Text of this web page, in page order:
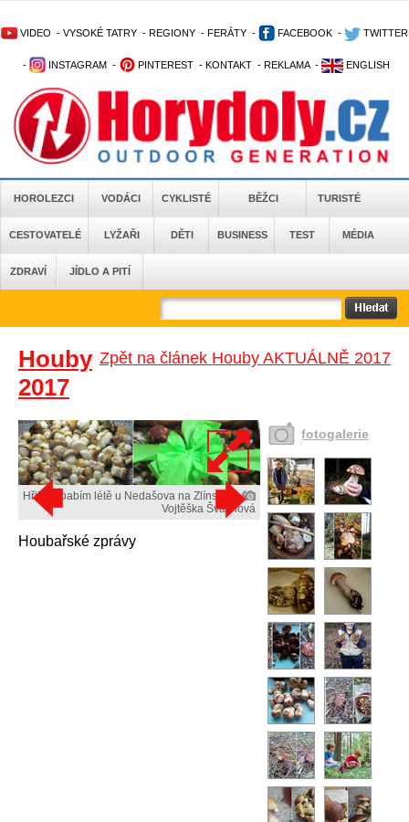
VIDEO - VYSOKÉ TATRY - REGIONY - FERÁTY - FACEBOOK - TWITTER
- INSTAGRAM - PINTEREST - KONTAKT - REKLAMA - ENGLISH
HOROLEZCI VODÁCI CYKLISTÉ BĚŽCI TURISTÉ
CESTOVATELÉ LYŽAŘI DĚTI BUSINESS TEST MÉDIA
ZDRAVÍ JÍDLO A PITÍ
Zpět na článek Houby AKTUÁLNĚ 2017
Houby
2017
Hřiby v babím létě u Nedašova na Zlínsku.
Vojtěška Švachová
Houbařské zprávy
fotogalerie